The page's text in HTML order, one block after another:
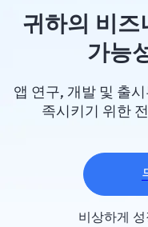
귀하의 비즈
가능
앱 연구, 개발 및 출
족시키기 위한
비상하게